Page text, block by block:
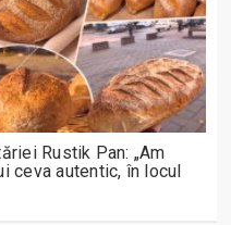
Rustik Pan: „Am
ceva autentic, în locul